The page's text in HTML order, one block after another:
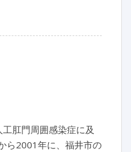
肛門周囲感染症に及
ら2001年に、福井市の